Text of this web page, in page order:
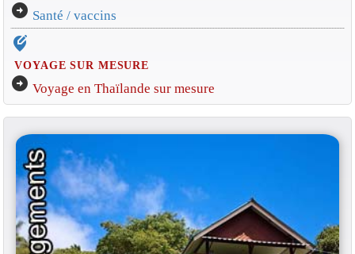
arrow_circle_right Santé / vaccins
edit_location_alt
VOYAGE SUR MESURE
arrow_circle_right Voyage en Thaïlande sur mesure